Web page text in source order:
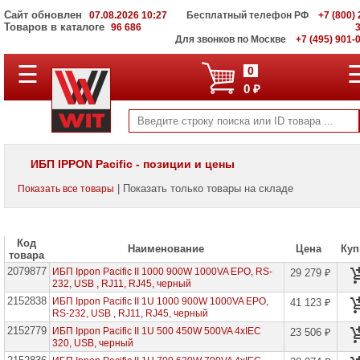
Сайт обновлен 07.08.2026 10:27
Товаров в каталоге 96 686
Бесплатный телефон РФ
+7 (800)
Для звонков по Москве
+7 (495) 901-
ПОЛНЫЙ
КАТАЛОГ
Корпоративные
серверы
WIT
Системы
данных
Мониторы
и
панели
Проекторы
и
лампы
для
☰ 0
0 ₽
ИБП IPPON Pacific - позиции и цены
Показать все товары | Показать только товары на складе
Код
товара
Наименование Цена
2079877
ИБП Ippon Pacific II 1000 900W 1000VA EPO, RS-
232, USB , RJ11, RJ45, черный
29 279 ₽
2152838
ИБП Ippon Pacific II 1U 1000 900W 1000VA EPO,
RS-232, USB , RJ11, RJ45, черный
41 123 ₽
2152779
ИБП Ippon Pacific II 1U 500 450W 500VA 4хIEC
320, USB, черный
23 506 ₽